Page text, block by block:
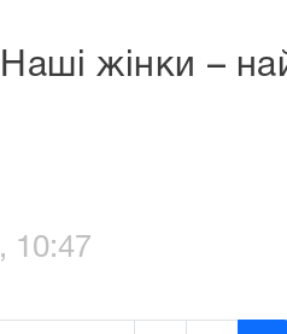
Наші жінки –
10:47